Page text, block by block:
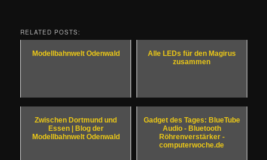
RELATED POSTS:
Modellbahnwelt Odenwald
Alle LEDs für den Magirus
zusammen
Zwischen Dortmund und
Essen | Blog der
Modellbahnwelt Odenwald
Gadget des Tages: BlueTube
Audio - Bluetooth
Röhrenverstärker -
computerwoche.de